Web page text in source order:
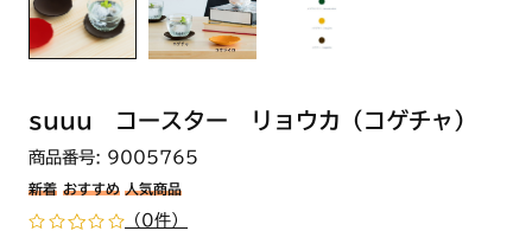
suuu コースター リョウカ（コゲチャ）
商品番号: 9005765
新着 おすすめ 人気商品
（0件）